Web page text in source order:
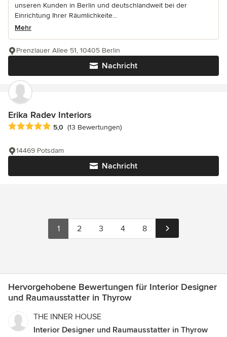
unseren Kunden in Berlin und deutschlandweit bei der
Einrichtung Ihrer Räumlichkeite...
Mehr
Nachricht
Prenzlauer Allee 51, 10405 Berlin
Erika Radev Interiors
Durchschnittliche Bewertung: 5 von 5 Sternen
5,0 (13 Bewertungen)
Nachricht
14469 Potsdam
1 2 3 4 8
Hervorgehobene Bewertungen für Interior Designer
und Raumausstatter in Thyrow
THE INNER HOUSE
Interior Designer und Raumausstatter in Thyrow